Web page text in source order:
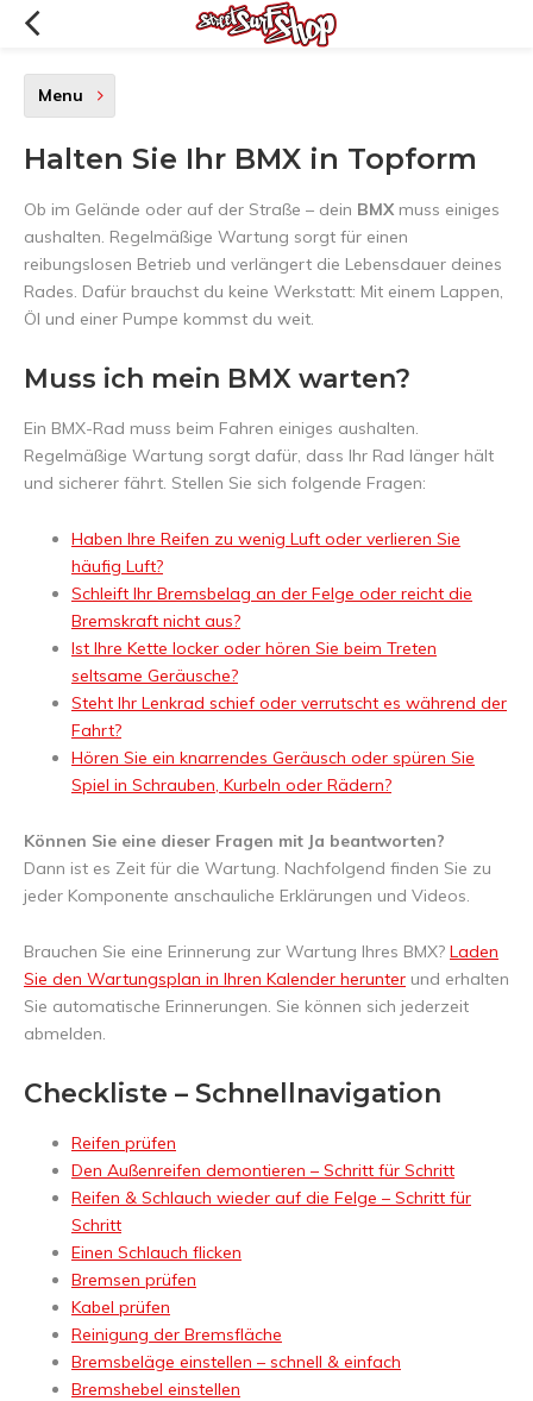
Menu
Halten Sie Ihr BMX in Topform
Ob im Gelände oder auf der Straße – dein BMX muss einiges
aushalten. Regelmäßige Wartung sorgt für einen
reibungslosen Betrieb und verlängert die Lebensdauer deines
Rades. Dafür brauchst du keine Werkstatt: Mit einem Lappen,
Öl und einer Pumpe kommst du weit.
Muss ich mein BMX warten?
Ein BMX-Rad muss beim Fahren einiges aushalten.
Regelmäßige Wartung sorgt dafür, dass Ihr Rad länger hält
und sicherer fährt. Stellen Sie sich folgende Fragen:
Haben Ihre Reifen zu wenig Luft oder verlieren Sie
häufig Luft?
Schleift Ihr Bremsbelag an der Felge oder reicht die
Bremskraft nicht aus?
Ist Ihre Kette locker oder hören Sie beim Treten
seltsame Geräusche?
Steht Ihr Lenkrad schief oder verrutscht es während der
Fahrt?
Hören Sie ein knarrendes Geräusch oder spüren Sie
Spiel in Schrauben, Kurbeln oder Rädern?
Können Sie eine dieser Fragen mit Ja beantworten?
Dann ist es Zeit für die Wartung. Nachfolgend finden Sie zu
jeder Komponente anschauliche Erklärungen und Videos.
Brauchen Sie eine Erinnerung zur Wartung Ihres BMX? Laden
Sie den Wartungsplan in Ihren Kalender herunter und erhalten
Sie automatische Erinnerungen. Sie können sich jederzeit
abmelden.
Checkliste – Schnellnavigation
Reifen prüfen
Den Außenreifen demontieren – Schritt für Schritt
Reifen & Schlauch wieder auf die Felge – Schritt für
Schritt
Einen Schlauch flicken
Bremsen prüfen
Kabel prüfen
Reinigung der Bremsfläche
Bremsbeläge einstellen – schnell & einfach
Bremshebel einstellen